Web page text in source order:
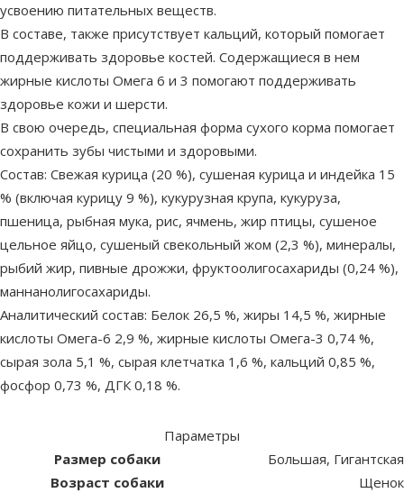
усвоению питательных веществ.
В составе, также присутствует кальций, который помогает
поддерживать здоровье костей. Содержащиеся в нем
жирные кислоты Омега 6 и 3 помогают поддерживать
здоровье кожи и шерсти.
В свою очередь, специальная форма сухого корма помогает
сохранить зубы чистыми и здоровыми.
Состав: Свежая курица (20 %), сушеная курица и индейка 15
% (включая курицу 9 %), кукурузная крупа, кукуруза,
пшеница, рыбная мука, рис, ячмень, жир птицы, сушеное
цельное яйцо, сушеный свекольный жом (2,3 %), минералы,
рыбий жир, пивные дрожжи, фруктоолигосахариды (0,24 %),
маннанолигосахариды.
Аналитический состав: Белок 26,5 %, жиры 14,5 %, жирные
кислоты Омега-6 2,9 %, жирные кислоты Омега-3 0,74 %,
сырая зола 5,1 %, сырая клетчатка 1,6 %, кальций 0,85 %,
фосфор 0,73 %, ДГК 0,18 %.
Параметры
Размер собаки
Большая, Гигантская
Возраст собаки
Щенок